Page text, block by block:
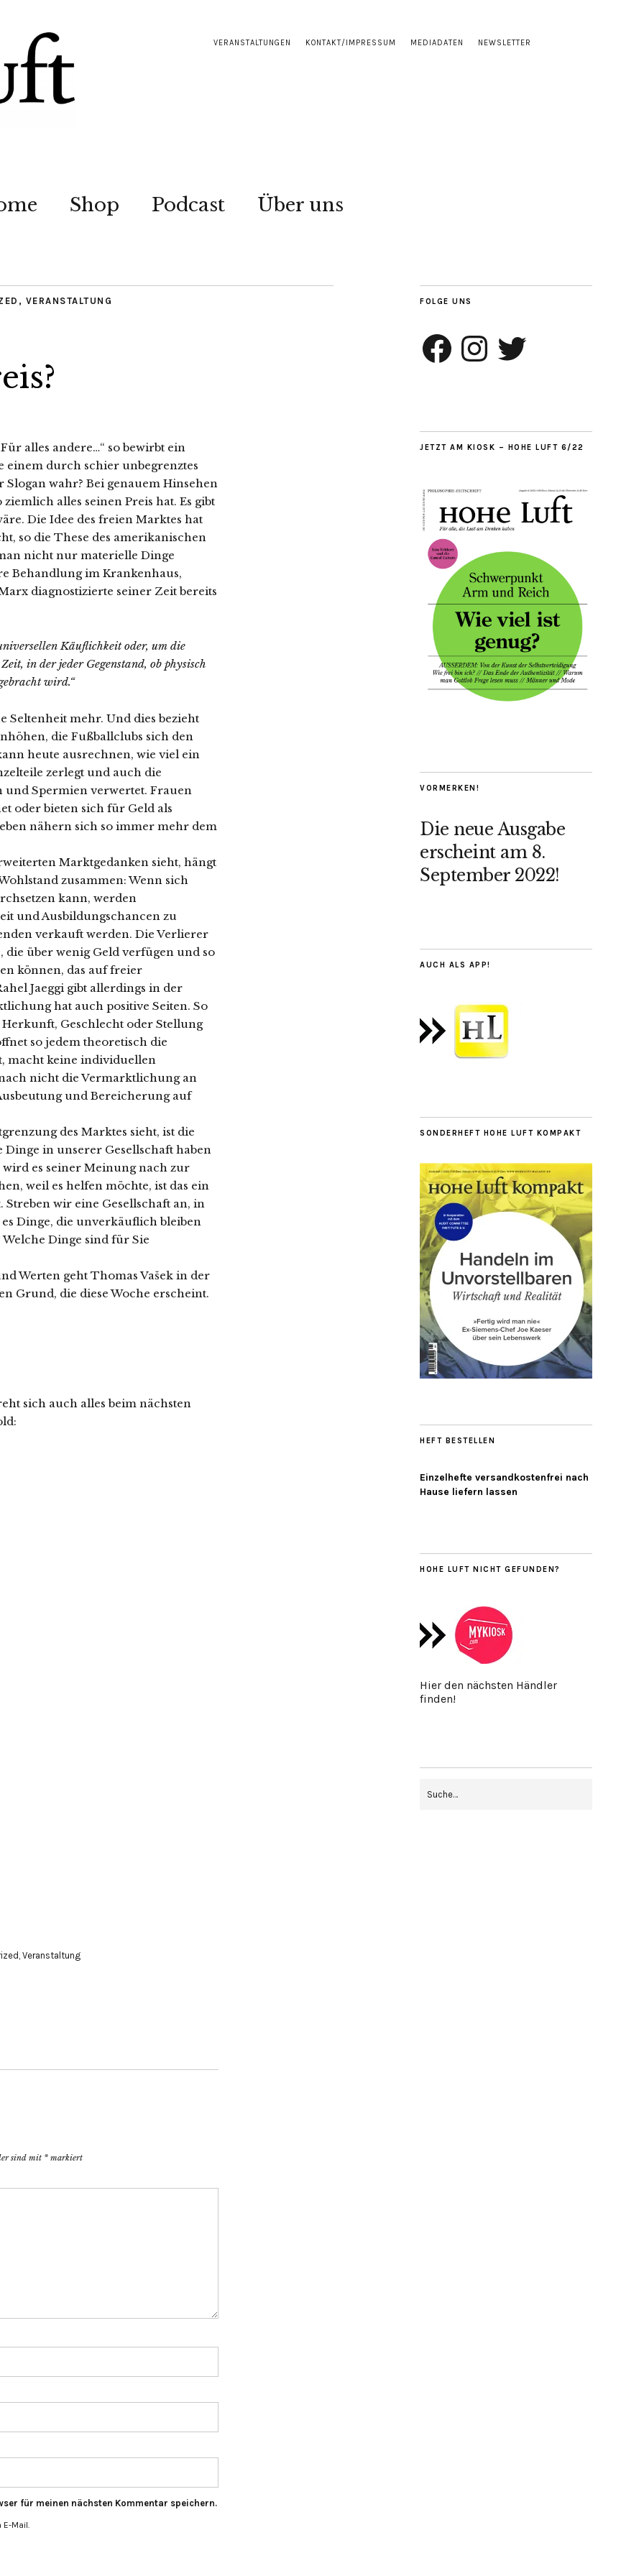
VERANSTALTUNGEN KONTAKT/IMPRESSUM MEDIADATEN NEWSLETTER
Shop Podcast Über uns
, VERANSTALTUNG
alles andere…“ so bewirbt ein
einem durch schier unbegrenztes
wahr? Bei genauem Hinsehen
alles seinen Preis hat. Es gibt
Die Idee des freien Marktes hat
so die These des amerikanischen
nicht nur materielle Dinge
Behandlung im Krankenhaus,
diagnostizierte seiner Zeit bereits
Käuflichkeit oder, um die
in der jeder Gegenstand, ob physisch
wird.“
Seltenheit mehr. Und dies bezieht
die Fußballclubs sich den
heute ausrechnen, wie viel ein
zerlegt und auch die
und Spermien verwertet. Frauen
oder bieten sich für Geld als
nähern sich so immer mehr dem
Marktgedanken sieht, hängt
zusammen: Wenn sich
kann, werden
und Ausbildungschancen zu
verkauft werden. Die Verlierer
die über wenig Geld verfügen und so
können, das auf freier
Jaeggi gibt allerdings in der
hat auch positive Seiten. So
Geschlecht oder Stellung
so jedem theoretisch die
macht keine individuellen
nicht die Vermarktlichung an
und Bereicherung auf
des Marktes sieht, ist die
in unserer Gesellschaft haben
wird es seiner Meinung nach zur
weil es helfen möchte, ist das ein
Streben wir eine Gesellschaft an, in
Dinge, die unverkäuflich bleiben
Dinge sind für Sie
Werten geht Thomas Vašek in der
Grund, die diese Woche erscheint.
sich auch alles beim nächsten
, Veranstaltung
sind mit * markiert
für meinen nächsten Kommentar speichern.
Mail.
FOLGE UNS
Facebook InstagramTwitter
JETZT AM KIOSK – HOHE LUFT 6/22
VORMERKEN!
Die neue Ausgabe
erscheint am 8.
September 2022!
AUCH ALS APP!
SONDERHEFT HOHE LUFT KOMPAKT
HEFT BESTELLEN
Einzelhefte versandkostenfrei nach
Hause liefern lassen
HOHE LUFT NICHT GEFUNDEN?
Hier den nächsten Händler
finden!